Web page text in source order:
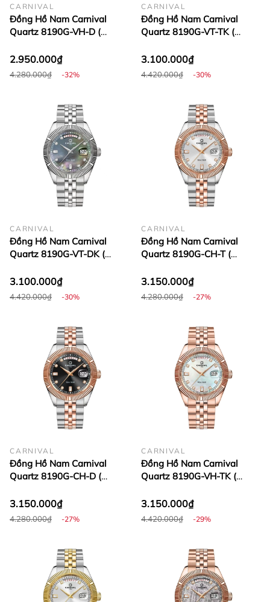
CARNIVAL
Đồng Hồ Nam Carnival
Quartz 8190G-VH-D (
2.950.000₫
4.280.000₫ -32%
CARNIVAL
Đồng Hồ Nam Carnival
Quartz 8190G-VT-TK (
3.100.000₫
4.420.000₫ -30%
CARNIVAL
Đồng Hồ Nam Carnival
Quartz 8190G-VT-DK (
3.100.000₫
4.420.000₫ -30%
CARNIVAL
Đồng Hồ Nam Carnival
Quartz 8190G-CH-T (
3.150.000₫
4.280.000₫ -27%
CARNIVAL
Đồng Hồ Nam Carnival
Quartz 8190G-CH-D (
3.150.000₫
4.280.000₫ -27%
CARNIVAL
Đồng Hồ Nam Carnival
Quartz 8190G-VH-TK (
3.150.000₫
4.420.000₫ -29%